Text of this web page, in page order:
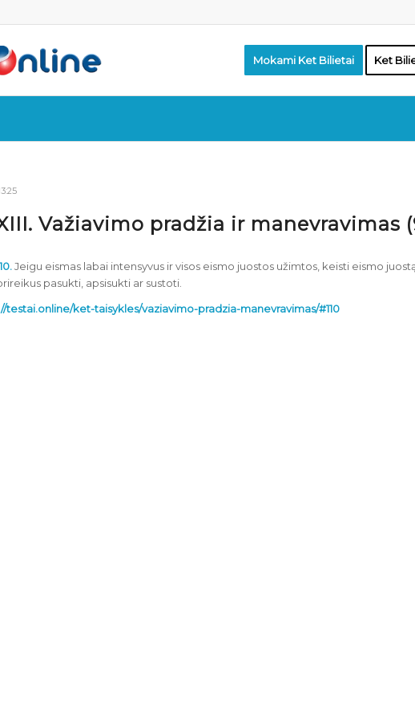
Mokami Ket Bilietai Ket
Važiavimo pradžia ir manevravimas
Jeigu eismas labai intensyvus ir visos eismo juostos užimtos, keisti eismo
pasukti, apsisukti ar sustoti.
testai.online/ket-taisykles/vaziavimo-pradzia-manevravimas/#110